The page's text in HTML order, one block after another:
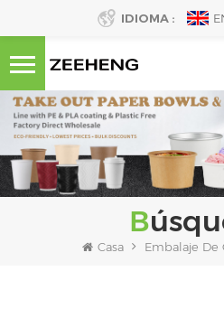
IDIOMA :
Casa Embalaje De